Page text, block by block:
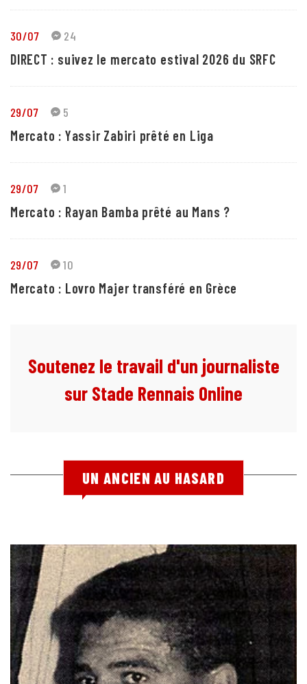
30/07 24
DIRECT : suivez le mercato estival 2026 du SRFC
29/07 5
Mercato : Yassir Zabiri prêté en Liga
29/07 1
Mercato : Rayan Bamba prêté au Mans ?
29/07 10
Mercato : Lovro Majer transféré en Grèce
Soutenez le travail d'un journaliste
sur Stade Rennais Online
UN ANCIEN AU HASARD